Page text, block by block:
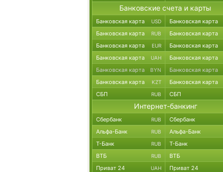
Банковские счета и карты
Банковская карта USD Банковская карта
Банковская карта RUB Банковская карта
Банковская карта EUR Банковская карта
Банковская карта UAH Банковская карта
Банковская карта BYN Банковская карта
Банковская карта KZT Банковская карта
СБП RUB СБП
Интернет-банкинг
Сбербанк RUB Сбербанк
Альфа-Банк RUB Альфа-Банк
Т-Банк RUB Т-Банк
ВТБ RUB ВТБ
Приват 24 UAH Приват 24